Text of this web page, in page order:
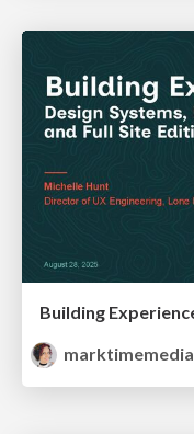
marktimemedia